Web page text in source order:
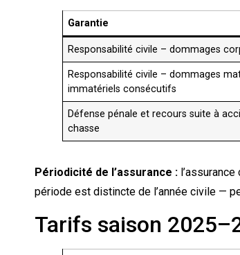
Garantie
Responsabilité civile – dommages
Responsabilité civile – dommages
immatériels consécutifs
Défense pénale et recours suite à
chasse
Périodicité de l’assurance :
période est distincte de l’année civile —
Tarifs saison